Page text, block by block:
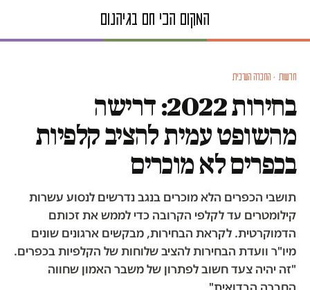
חדשות · החברה הערבית
בחירות 2022: דרישה
מהשופט עמית להציב קלפיות
בכפרים לא מוכרים
תושבי הכפרים הלא מוכרים בנגב נדרשים לנסוע עשרות
קילומטרים עד לקלפי הקרובה כדי לממש את זכותם
הדמוקרטית. לקראת הבחירות, מבקשים ארגונים שונים
מיו"ר וועדת הבחירות להציב שלוחות של הקלפיות בכפרים.
"זה יהיה צעד חשוב לפתרון של משבר האמון שחווה